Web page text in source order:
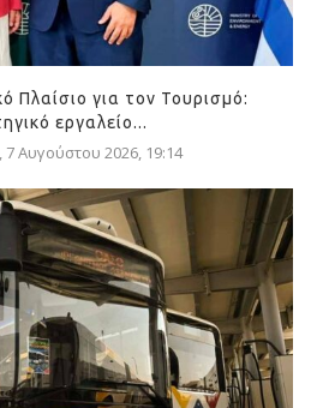
Πλαίσιο για τον Τουρισμό:
εργαλείο...
Αυγούστου 2026, 19:14